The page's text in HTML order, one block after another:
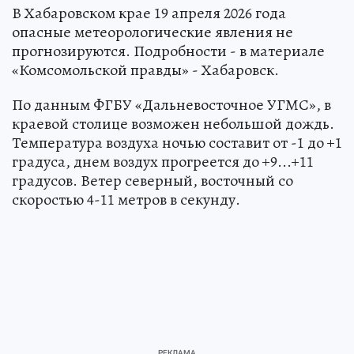
В Хабаровском крае 19 апреля 2026 года
опасные метеорологические явления не
прогнозируются. Подробности - в материале
«Комсомольской правды» - Хабаровск.
По данным ФГБУ «Дальневосточное УГМС», в
краевой столице возможен небольшой дождь.
Температура воздуха ночью составит от -1 до +1
градуса, днем воздух прогреется до +9...+11
градусов. Ветер северный, восточный со
скоростью 4-11 метров в секунду.